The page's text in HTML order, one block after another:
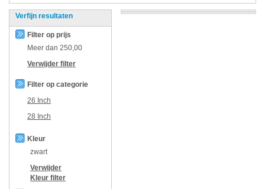
Verfijn resultaten
Filter op prijs
Meer dan 250,00
Verwijder filter
Filter op categorie
26 Inch
28 Inch
Kleur
zwart
Verwijder
Kleur filter